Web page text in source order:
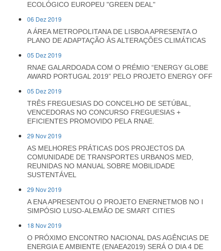
ECOLÓGICO EUROPEU "GREEN DEAL"
06 Dez 2019
A ÁREA METROPOLITANA DE LISBOA APRESENTA O
PLANO DE ADAPTAÇÃO ÀS ALTERAÇÕES CLIMÁTICAS
05 Dez 2019
RNAE GALARDOADA COM O PRÉMIO “ENERGY GLOBE
AWARD PORTUGAL 2019” PELO PROJETO ENERGY OFF
05 Dez 2019
TRÊS FREGUESIAS DO CONCELHO DE SETÚBAL,
VENCEDORAS NO CONCURSO FREGUESIAS +
EFICIENTES PROMOVIDO PELA RNAE.
29 Nov 2019
AS MELHORES PRÁTICAS DOS PROJECTOS DA
COMUNIDADE DE TRANSPORTES URBANOS MED,
REUNIDAS NO MANUAL SOBRE MOBILIDADE
SUSTENTÁVEL
29 Nov 2019
A ENA APRESENTOU O PROJETO ENERNETMOB NO I
SIMPÓSIO LUSO-ALEMÃO DE SMART CITIES
18 Nov 2019
O PRÓXIMO ENCONTRO NACIONAL DAS AGÊNCIAS DE
ENERGIA E AMBIENTE (ENAEA2019) SERÁ O DIA 4 DE